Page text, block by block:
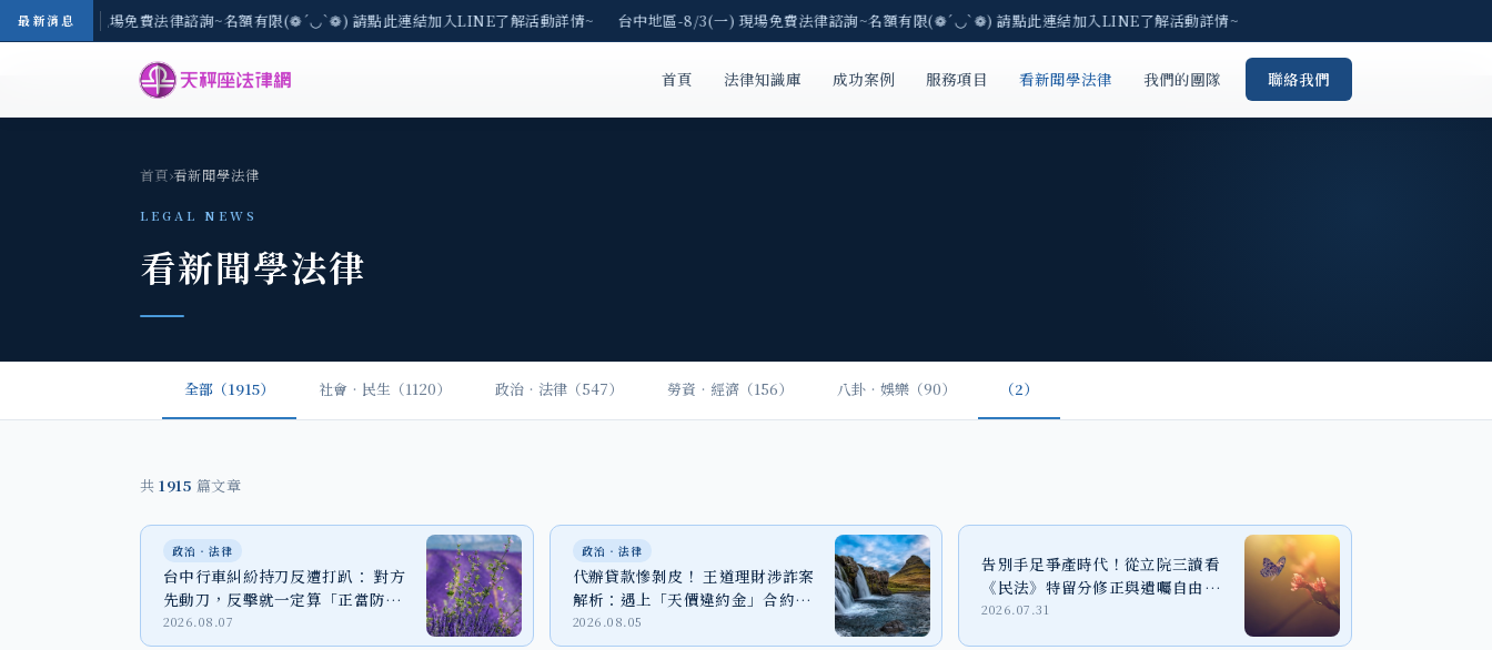
最新消息
區-8/3(一) 現場免費法律諮詢~名額有限(❁´◡`❁) 請點此連結加入LINE了解活動詳情~ 台中地區-8/3(一) 現場免費法律諮詢~名額有限(❁´◡`❁) 請點此連結加入LINE了解活動詳情~
首頁 法律知識庫 成功案例 服務項目 看新聞學法律 我們的團隊 聯絡我們
首頁›看新聞學法律
LEGAL NEWS
看新聞學法律
全部（1915） 社會‧民生（1120） 政治‧法律（547） 勞資‧經濟（156） 八卦‧娛樂（90） （2）
共 1915 篇文章
政治‧法律
台中行車糾紛持刀反遭打趴： 對方
先動刀，反擊就一定算「正當防
衛」嗎？
2026.08.07
政治‧法律
代辦貸款慘剝皮！ 王道理財涉詐案
解析：遇上「天價違約金」合約該
怎麼辦？
2026.08.05
告別手足爭產時代！從立院三讀看
《民法》特留分修正與遺囑自由之
實踐
2026.07.31